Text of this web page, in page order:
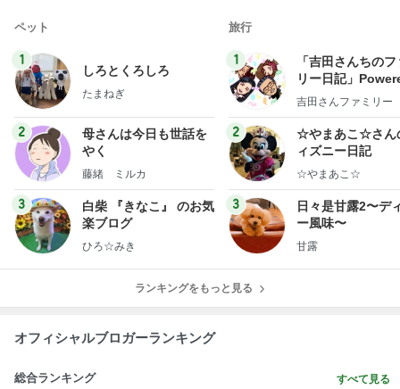
ペット
1
しろとくろしろ
たまねぎ
2
母さんは今日も世話を
やく
藤緒 ミルカ
3
白柴 『きなこ』 のお気
楽ブログ
ひろ☆みき
旅行
1
「吉田さんちの
リー日記」
y Ameba 吉田さ
ログ
吉田さんファミリー
2
☆やまあこ☆さん
ィズニー日記
☆やまあこ☆
3
日々是甘露2〜デ
ー風味〜
甘露
ランキングをもっと見る
オフィシャルブロガーランキング
総合ランキング すべて見る